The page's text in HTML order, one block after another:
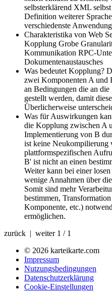
selbsterklärend XML
Definition weiterer
verschiedenste
Charakteristika von Web
Kopplung Grobe
Kommunikation RPC-
Dokumentenaustausches
Was bedeutet Kopplung?
zwei Komponenten A und
an Bedingungen die an
gestellt werden, damit
Überlicherweise
Was für Auswirkungen
die Kopplung zwischen A
Implementierung von B
ist keine Neukompilierung
plattformspezifischen
B' ist nicht an einen
Weiter kann bei einer
wenige Annahmen über
Somit sind mehr
bestimmen,
Komponente, etc.)
ermöglichen.
zurück | weiter 1 / 1
© 2026 karteikarte.com
Impressum
Nutzungsbedingungen
Datenschutzerklärung
Cookie-Einstellungen